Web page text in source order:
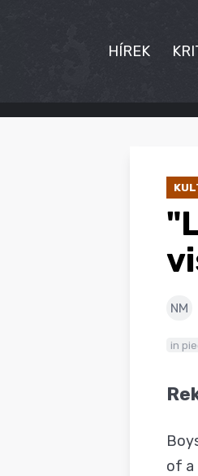
HÍREK
HÍREK
NM
in
of a